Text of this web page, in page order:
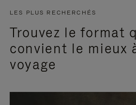
LES PLUS RECHERCHÉS
Trouvez le format
convient le mieux
voyage